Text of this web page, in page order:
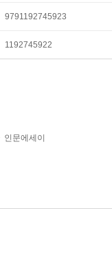
9791192745923
1192745922
인문에세이